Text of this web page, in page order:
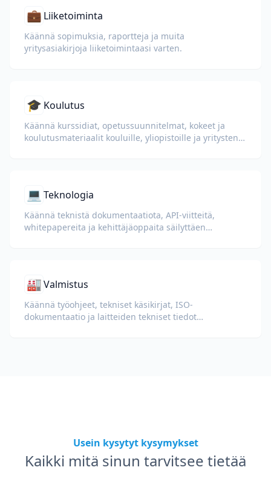
💼 Liiketoiminta
Käännä sopimuksia, raportteja ja muita
yritysasiakirjoja liiketoimintaasi varten.
🎓 Koulutus
Käännä kurssidiat, opetussuunnitelmat, kokeet ja
koulutusmateriaalit kouluille, yliopistoille ja yritysten
💻 Teknologia
Käännä teknistä dokumentaatiota, API-viitteitä,
whitepapereita ja kehittäjäoppaita säilyttäen
🏭Valmistus
Käännä työohjeet, tekniset käsikirjat, ISO-
dokumentaatio ja laitteiden tekniset tiedot
Usein kysytyt kysymykset
Kaikki mitä sinun tarvitsee tietää